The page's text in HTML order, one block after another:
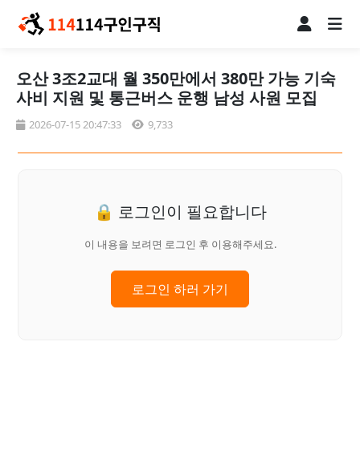
오산 3조2교대 월 350만에서 380만 가능 기숙
사비 지원 및 통근버스 운행 남성 사원 모집
2026-07-15 20:47:33 9,733
🔒 로그인이 필요합니다
이 내용을 보려면 로그인 후 이용해주세요.
로그인 하러 가기